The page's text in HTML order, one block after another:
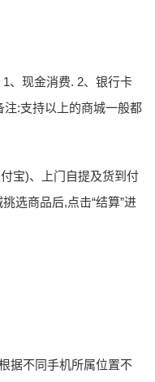
、现金消费. 2、银行卡
注:支持以上的商城一般都
宝)、上门自提及货到付
选商品后,点击“结算”进
据不同手机所属位置不